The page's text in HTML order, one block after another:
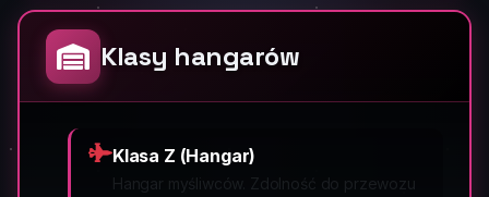
Klasy hangarów
Klasa Z (Hangar)
Hangar myśliwców. Zdolność do przewozu